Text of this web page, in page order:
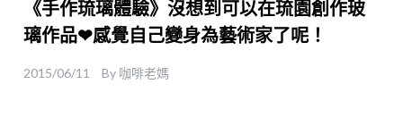
《手作琉璃體驗》沒想到可以在琉園創作玻
璃作品❤感覺自己變身為藝術家了呢！
2015/06/11 By 咖啡老媽